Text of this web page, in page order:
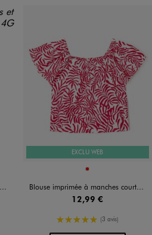
EXCLU WEB
Disponible en 1 coloris
ROUGE
Blouse imprimée à manches courtes avec col modulable fille
12,99 €
5/5 de moyenne
(3 avis)